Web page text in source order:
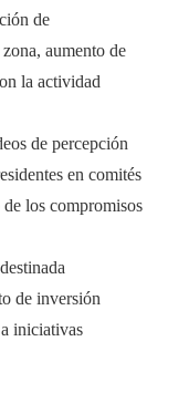
de
aumento de
la actividad
de percepción
en comités
los compromisos
de inversión
iniciativas